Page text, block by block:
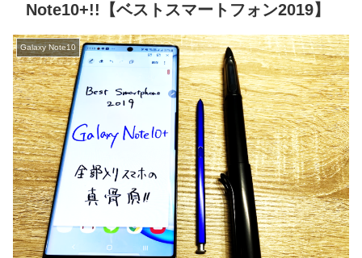
Note10+!!【ベストスマートフォン2019】
Galaxy Note10